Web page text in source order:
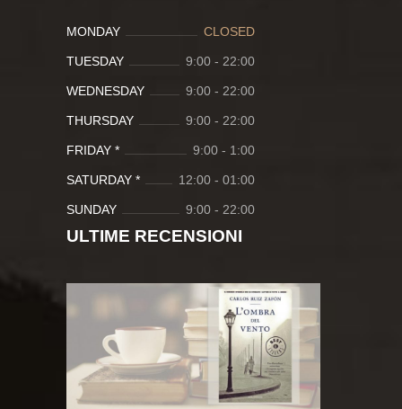
MONDAY CLOSED
TUESDAY 9:00 - 22:00
WEDNESDAY 9:00 - 22:00
THURSDAY 9:00 - 22:00
FRIDAY * 9:00 - 1:00
SATURDAY * 12:00 - 01:00
SUNDAY 9:00 - 22:00
ULTIME RECENSIONI